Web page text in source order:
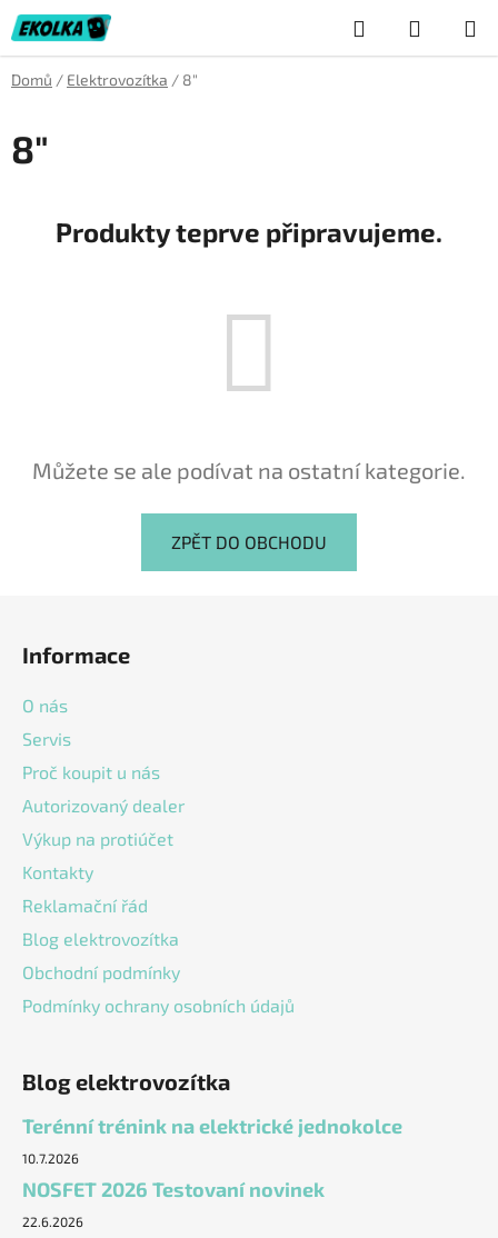
Přejít
na
obsah
Hledat
KOŠÍK
Domů / Elektrovozítka / 8"
8"
Produkty teprve připravujeme.
Můžete se ale podívat na ostatní kategorie.
ZPĚT DO OBCHODU
Informace
O nás
Servis
Proč koupit u nás
Autorizovaný dealer
Výkup na protiúčet
Kontakty
Reklamační řád
Blog elektrovozítka
Obchodní podmínky
Podmínky ochrany osobních údajů
Blog elektrovozítka
Terénní trénink na elektrické jednokolce
10.7.2026
NOSFET 2026 Testovaní novinek
22.6.2026